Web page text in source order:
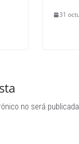
31
no será